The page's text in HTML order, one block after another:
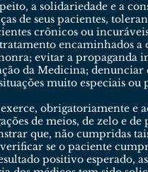
a solidariedade e a
de seus pacientes,
crônicos ou
encaminhados a
evitar a propaganda
da Medicina;
muito especiais
obrigatoriamente e
de meios, de zelo e
que, não cumpridas
se o paciente
positivo esperado,